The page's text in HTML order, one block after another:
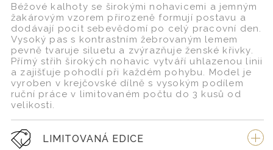
Béžové kalhoty se širokými nohavicemi a jemným
žakárovým vzorem přirozeně formují postavu a
dodávají pocit sebevědomí po celý pracovní den.
Vysoký pas s kontrastním žebrovaným lemem
pevně tvaruje siluetu a zvýrazňuje ženské křivky.
Přímý střih širokých nohavic vytváří uhlazenou linii
a zajišťuje pohodlí při každém pohybu. Model je
vyroben v krejčovské dílně s vysokým podílem
ruční práce v limitovaném počtu do 3 kusů od
velikosti.
LIMITOVANÁ EDICE